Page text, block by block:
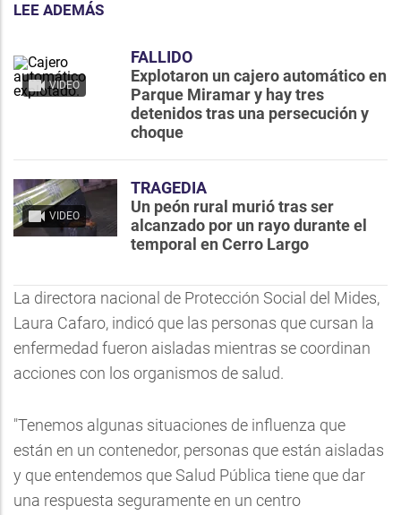
LEE ADEMÁS
VIDEO
FALLIDO
Explotaron un cajero automático en
Parque Miramar y hay tres
detenidos tras una persecución y
choque
VIDEO
TRAGEDIA
Un peón rural murió tras ser
alcanzado por un rayo durante el
temporal en Cerro Largo
La directora nacional de Protección Social del Mides,
Laura Cafaro, indicó que las personas que cursan la
enfermedad fueron aisladas mientras se coordinan
acciones con los organismos de salud.
"Tenemos algunas situaciones de influenza que
están en un contenedor, personas que están aisladas
y que entendemos que Salud Pública tiene que dar
una respuesta seguramente en un centro